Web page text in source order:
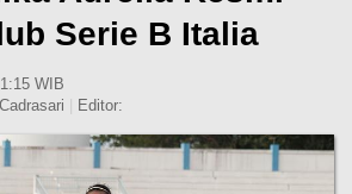
Serie B Italia
WIB
Editor: